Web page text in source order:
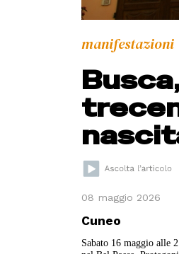
manifestazioni
08 maggio 2026
Cuneo
Sabato 16 maggio alle